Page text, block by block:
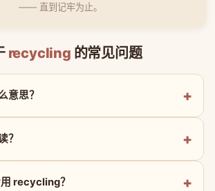
—— 直到记牢为止。
recycling 的常见问题
意思？
？
recycling？